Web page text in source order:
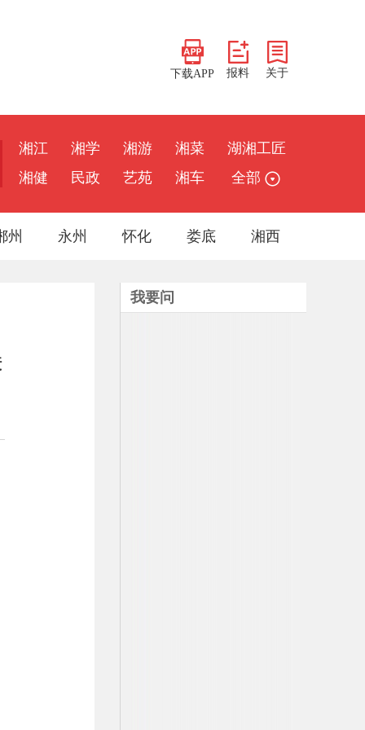
下载APP 报料 关于
湘江 湘学 湘游 湘菜
湖湘工匠
湘健
民政 艺苑 湘车 全部
州 永州 怀化 娄底 湘西
我要问